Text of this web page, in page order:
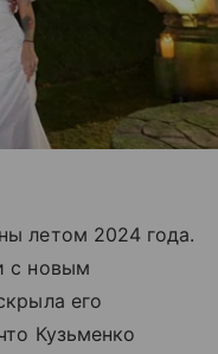
летом 2024 года.
с новым
его
Кузьменко